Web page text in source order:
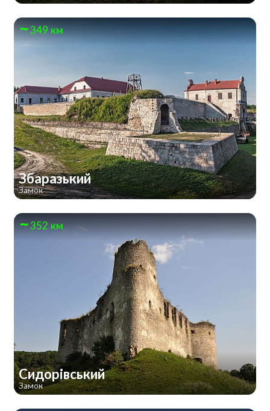
349 км
Збаразький
Замок
352 км
Сидорівський
Замок